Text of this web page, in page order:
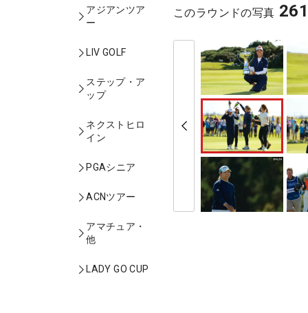
アジアンツア
ー
LIV GOLF
ステップ・ア
ップ
ネクストヒロ
イン
PGAシニア
ACNツアー
アマチュア・
他
LADY GO CUP
このラウンドの写真